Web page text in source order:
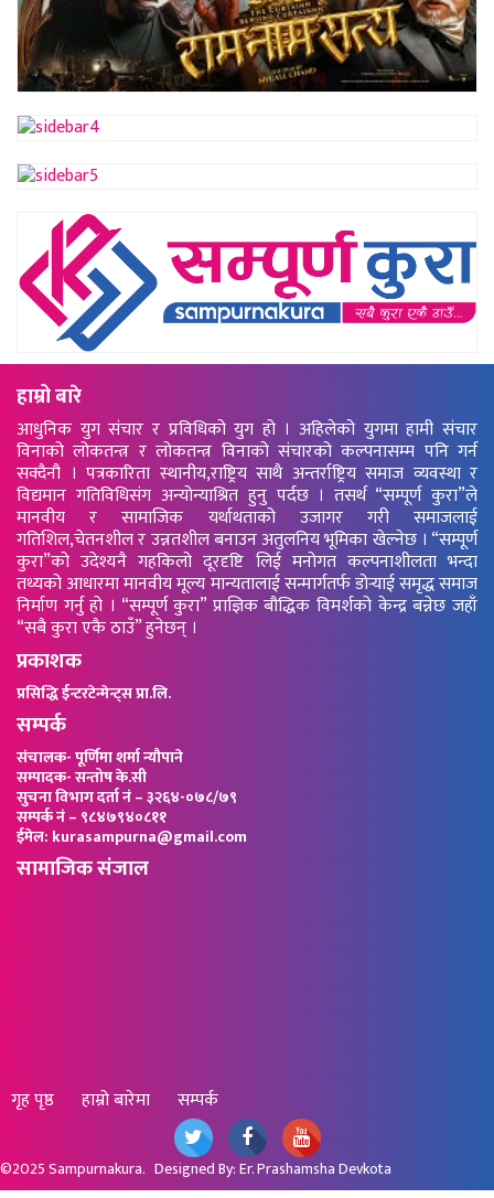
हाम्रो बारे
आधुनिक युग संचार र प्रविधिको युग हो । अहिलेको युगमा हामी संचार
विनाको लोकतन्त्र र लोकतन्त्र विनाको संचारको कल्पनासम्म पनि गर्न
सक्दैनौ । पत्रकारिता स्थानीय,राष्ट्रिय साथै अन्तर्राष्ट्रिय समाज व्यवस्था र
विद्यमान गतिविधिसंग अन्योन्याश्रित हुनु पर्दछ । तसर्थ “सम्पूर्ण कुरा”ले
मानवीय र सामाजिक यर्थाथताको उजागर गरी समाजलाई
गतिशिल,चेतनशील र उन्नतशील बनाउन अतुलनिय भूमिका खेल्नेछ । “सम्पूर्ण
कुरा”को उदेश्यनै गहकिलो दूरदृष्टि लिई मनोगत कल्पनाशीलता भन्दा
तथ्यको आधारमा मानवीय मूल्य मान्यतालाई सन्मार्गतर्फ डोर्‍याई समृद्ध समाज
निर्माण गर्नु हो । “सम्पूर्ण कुरा” प्राज्ञिक बौद्धिक विमर्शको केन्द्र बन्नेछ जहाँ
“सबै कुरा एकै ठाउँ” हुनेछन् ।
प्रकाशक
प्रसिद्धि ईन्टरटेन्मेन्ट्स प्रा.लि.
सम्पर्क
संचालक- पूर्णिमा शर्मा न्यौपाने
सम्पादक- सन्तोष के.सी
सुचना विभाग दर्ता नं – ३२६४-०७८/७९
सम्पर्क नं – ९८४७९४०८११
ईमेल: kurasampurna@gmail.com
सामाजिक संजाल
गृह पृष्ठ हाम्रो बारेमा सम्पर्क
©2025Sampurnakura. Designed By:Er. Prashamsha Devkota